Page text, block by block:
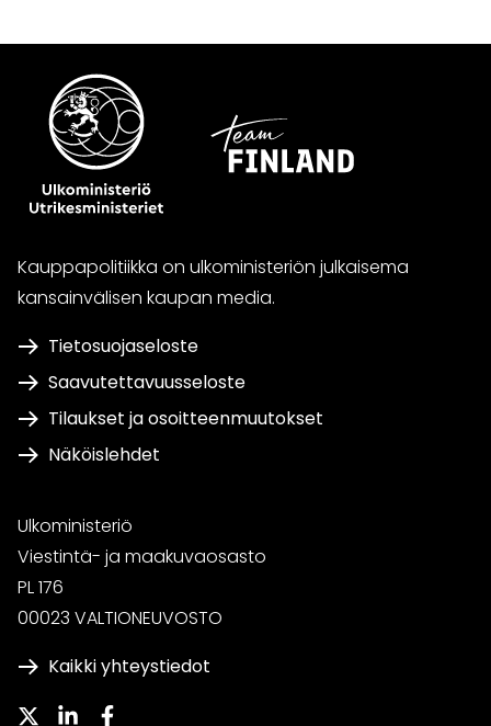
Kauppapolitiikka on ulkoministeriön julkaisema
kansainvälisen kaupan media.
Tietosuojaseloste
Saavutettavuusseloste
Tilaukset ja osoitteenmuutokset
Näköislehdet
Ulkoministeriö
Viestintä- ja maakuvaosasto
PL 176
00023 VALTIONEUVOSTO
Kaikki yhteystiedot